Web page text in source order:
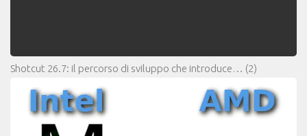
Shotcut 26.7: il percorso di sviluppo che introduce… (2)